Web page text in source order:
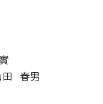
田 春男